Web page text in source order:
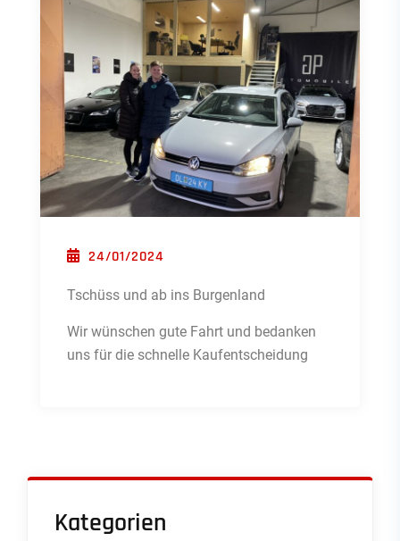
POSTED ON
24/01/2024
Tschüss und ab ins Burgenland
Wir wünschen gute Fahrt und bedanken
uns für die schnelle Kaufentscheidung
Kategorien